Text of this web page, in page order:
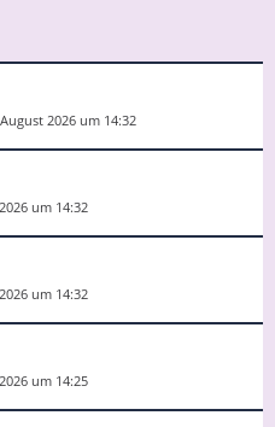
2026 um 14:32
um 14:32
um 14:32
um 14:25